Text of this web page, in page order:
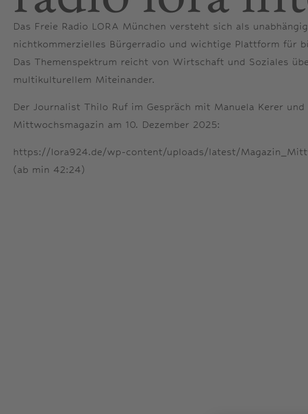
Das Freie Radio LORA München versteht sich als
nichtkommerzielles Bürgerradio und wichtige Plattform für
Das Themenspektrum reicht von Wirtschaft und Soziales
multikulturellem Miteinander.
Der Journalist Thilo Ruf im Gespräch mit Manuela Kerer
Mittwochsmagazin am 10. Dezember 2025:
https://lora924.de/wp-content/uploads/latest/
(ab min 42:24)